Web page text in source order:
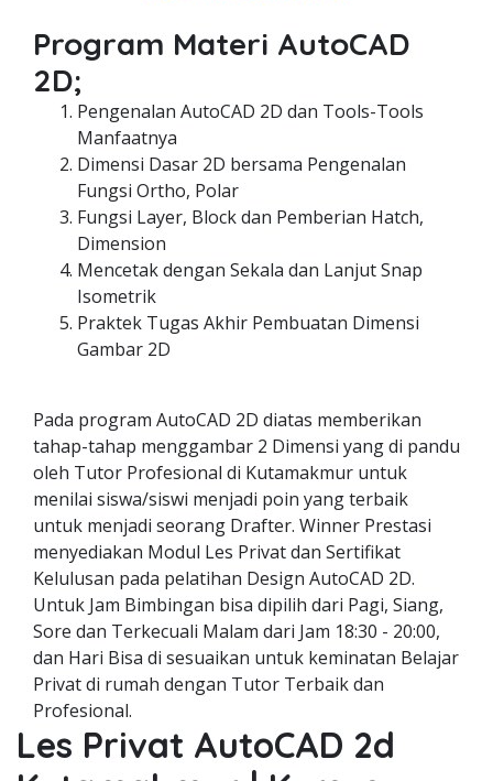
Program Materi AutoCAD
2D;
Pengenalan AutoCAD 2D dan Tools-Tools
Manfaatnya
Dimensi Dasar 2D bersama Pengenalan
Fungsi Ortho, Polar
Fungsi Layer, Block dan Pemberian Hatch,
Dimension
Mencetak dengan Sekala dan Lanjut Snap
Isometrik
Praktek Tugas Akhir Pembuatan Dimensi
Gambar 2D
Pada program AutoCAD 2D diatas memberikan
tahap-tahap menggambar 2 Dimensi yang di pandu
oleh Tutor Profesional di Kutamakmur untuk
menilai siswa/siswi menjadi poin yang terbaik
untuk menjadi seorang Drafter. Winner Prestasi
menyediakan Modul Les Privat dan Sertifikat
Kelulusan pada pelatihan Design AutoCAD 2D.
Untuk Jam Bimbingan bisa dipilih dari Pagi, Siang,
Sore dan Terkecuali Malam dari Jam 18:30 - 20:00,
dan Hari Bisa di sesuaikan untuk keminatan Belajar
Privat di rumah dengan Tutor Terbaik dan
Profesional.
Les Privat AutoCAD 2d